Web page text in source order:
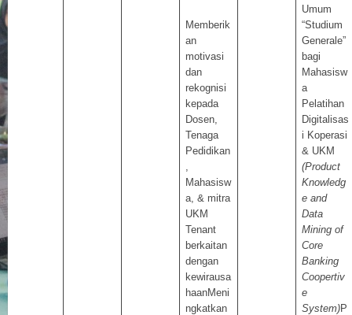
Memberik
an
motivasi
dan
rekognisi
kepada
Dosen,
Tenaga
Pedidikan
,
Mahasisw
a, & mitra
UKM
Tenant
berkaitan
dengan
kewirausa
haanMeni
ngkatkan
Umum
“Studium
Generale”
bagi
Mahasisw
a
Pelatihan
Digitalisas
i Koperasi
& UKM
(Product
Knowledg
e and
Data
Mining of
Core
Banking
Coopertiv
e
System)P